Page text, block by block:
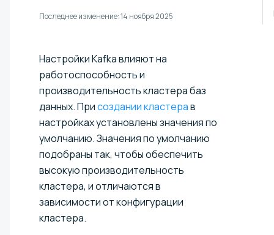
Последнее изменение:14 ноября 2025
Настройки Kafka влияют на
работоспособность и
производительность кластера баз
данных. Присоздании кластерав
настройках установлены значения по
умолчанию. Значения по умолчанию
подобраны так, чтобы обеспечить
высокую производительность
кластера, и отличаются в
зависимости от конфигурации
кластера.